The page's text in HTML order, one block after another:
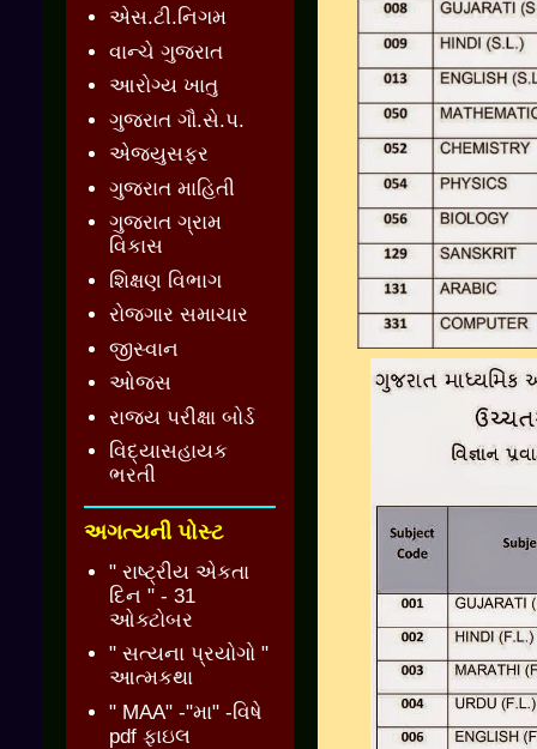
એસ.ટી.નિગમ
વાન્ચે ગુજરાત
આરોગ્ય ખાતુ
ગુજરાત ગૌ.સે.પ.
એજ્યુસફર
ગુજરાત માહિતી
ગુજરાત ગ્રામ
વિકાસ
શિક્ષણ વિભાગ
રોજગાર સમાચાર
જીસ્વાન
ઓજસ
રાજ્ય પરીક્ષા બોર્ડ
વિદ્યાસહાયક
ભરતી
અગત્યની પોસ્ટ
" રાષ્ટ્રીય એકતા
દિન " - 31
ઓક્ટોબર
" સત્યના પ્રયોગો "
આત્મકથા
" MAA" -"મા" -વિષે
pdf ફાઇલ